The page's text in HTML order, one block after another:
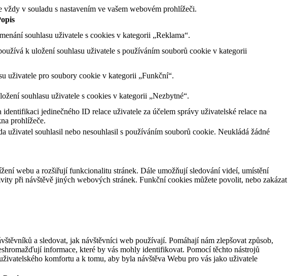
v souladu s nastavením ve vašem webovém prohlížeči.
souhlasu uživatele s cookies v kategorii „Reklama“.
k uložení souhlasu uživatele s používáním souborů cookie v kategorii
uživatele pro soubory cookie v kategorii „Funkční“.
souhlasu uživatele s cookies v kategorii „Nezbytné“.
jedinečného ID relace uživatele za účelem správy uživatelské relace na
prohlížeče.
souhlasil nebo nesouhlasil s používáním souborů cookie. Neukládá žádné
webu a rozšiřují funkcionalitu stránek. Dále umožňují sledování videí, umístění
při návštěvě jiných webových stránek. Funkční cookies můžete povolit, nebo zakázat
a sledovat, jak návštěvníci web používají. Pomáhají nám zlepšovat způsob,
informace, které by vás mohly identifikovat. Pomocí těchto nástrojů
komfortu a k tomu, aby byla návštěva Webu pro vás jako uživatele